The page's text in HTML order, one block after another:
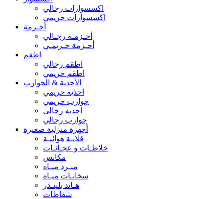
اكسسوارات رجالي
اكسسوارات حريمي
أحـزمة
أحـزمـة رجـالي
أحـزمة حـريمـي
اطقم
اطقم رجالي
اطقم حريمي
الأحذية & الجوارب
احذيه حريمي
جوارب حريمي
احذيه رجالي
جوارب رجالي
أجهزة منزلية صغيرة
قلايـة هوائيـة
خلاطـات و عجـانـات
مكانس
مبـرد ميـاه
سخانـات ميـاه
هـاند بلينـدر
شفاطات